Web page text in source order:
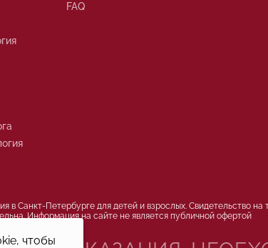
FAQ
Санкт-Петербурге для детей и взрослых. Свидетельство
Информация на сайте не является публичной офертой
чтобы